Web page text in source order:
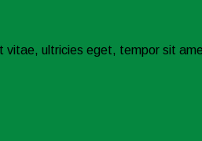
vitae, ultricies eget, tempor sit